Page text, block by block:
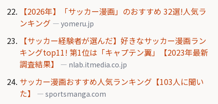
【2026年】「サッカー漫画」のおすすめ 32選!人気ラ
ンキング — yomeru.jp
【サッカー経験者が選んだ】好きなサッカー漫画ラン
キングtop11! 第1位は「キャプテン翼」【2023年最新
調査結果】
— nlab.itmedia.co.jp
サッカー漫画おすすめ人気ランキング【103人に聞い
た】
— sportsmanga.com